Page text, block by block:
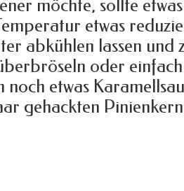
möchte, sollte
etwas
abkühlen lassen und
oder einfach
noch etwas
gehackten